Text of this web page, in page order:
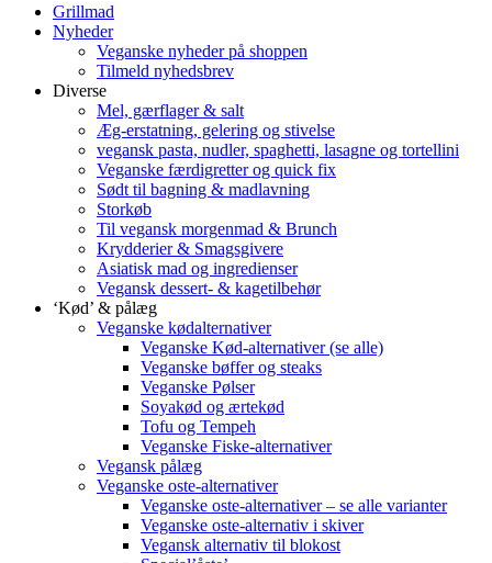
Grillmad
Nyheder
Veganske nyheder på shoppen
Tilmeld nyhedsbrev
Diverse
Mel, gærflager & salt
Æg-erstatning, gelering og stivelse
vegansk pasta, nudler, spaghetti, lasagne og tortellini
Veganske færdigretter og quick fix
Sødt til bagning & madlavning
Storkøb
Til vegansk morgenmad & Brunch
Krydderier & Smagsgivere
Asiatisk mad og ingredienser
Vegansk dessert- & kagetilbehør
‘Kød’ & pålæg
Veganske kødalternativer
Veganske Kød-alternativer (se alle)
Veganske bøffer og steaks
Veganske Pølser
Soyakød og ærtekød
Tofu og Tempeh
Veganske Fiske-alternativer
Vegansk pålæg
Veganske oste-alternativer
Veganske oste-alternativer – se alle varianter
Veganske oste-alternativ i skiver
Vegansk alternativ til blokost